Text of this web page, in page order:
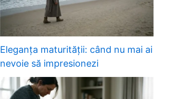
Eleganța maturității: când nu mai ai
nevoie să impresionezi